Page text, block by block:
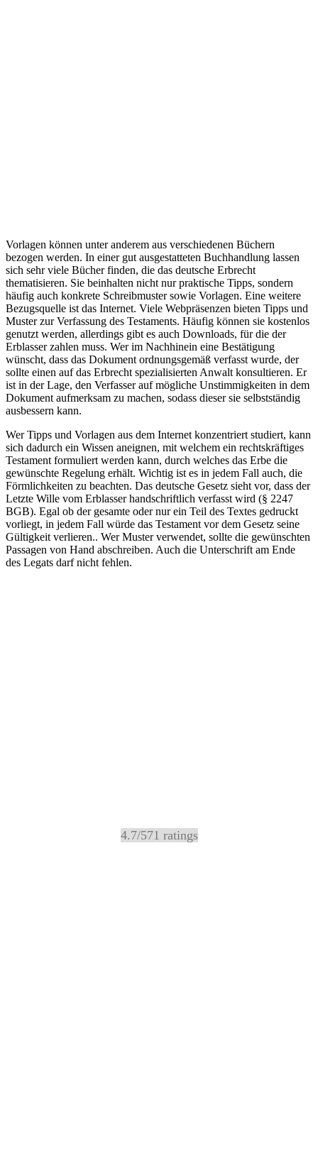
Vorlagen können unter anderem aus verschiedenen Büchern
bezogen werden. In einer gut ausgestatteten Buchhandlung lassen
sich sehr viele Bücher finden, die das deutsche Erbrecht
thematisieren. Sie beinhalten nicht nur praktische Tipps, sondern
häufig auch konkrete Schreibmuster sowie Vorlagen. Eine weitere
Bezugsquelle ist das Internet. Viele Webpräsenzen bieten Tipps und
Muster zur Verfassung des Testaments. Häufig können sie kostenlos
genutzt werden, allerdings gibt es auch Downloads, für die der
Erblasser zahlen muss. Wer im Nachhinein eine Bestätigung
wünscht, dass das Dokument ordnungsgemäß verfasst wurde, der
sollte einen auf das Erbrecht spezialisierten Anwalt konsultieren. Er
ist in der Lage, den Verfasser auf mögliche Unstimmigkeiten in dem
Dokument aufmerksam zu machen, sodass dieser sie selbstständig
ausbessern kann.
Wer Tipps und Vorlagen aus dem Internet konzentriert studiert, kann
sich dadurch ein Wissen aneignen, mit welchem ein rechtskräftiges
Testament formuliert werden kann, durch welches das Erbe die
gewünschte Regelung erhält. Wichtig ist es in jedem Fall auch, die
Förmlichkeiten zu beachten. Das deutsche Gesetz sieht vor, dass der
Letzte Wille vom Erblasser handschriftlich verfasst wird (§ 2247
BGB). Egal ob der gesamte oder nur ein Teil des Textes gedruckt
vorliegt, in jedem Fall würde das Testament vor dem Gesetz seine
Gültigkeit verlieren.. Wer Muster verwendet, sollte die gewünschten
Passagen von Hand abschreiben. Auch die Unterschrift am Ende
des Legats darf nicht fehlen.
4.7/571 ratings